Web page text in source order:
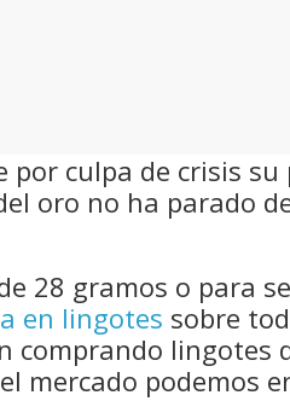
por culpa de crisis
oro no ha parado
28 gramos o para
en lingotes sobre
comprando lingotes
mercado podemos